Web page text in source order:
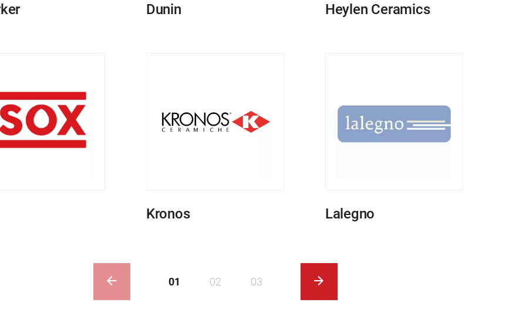
Dunin Heylen Ceramics
Kronos Lalegno
01 02 03